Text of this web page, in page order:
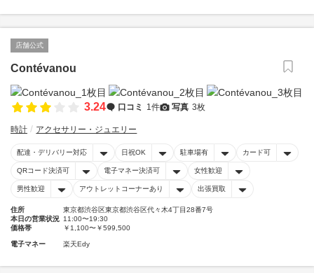
店舗公式
Contévanou
3.24 口コミ 1件 写真 3枚
時計 アクセサリー・ジュエリー
配達・デリバリー対応 日祝OK 駐車場有 カード可
QRコード決済可 電子マネー決済可 女性歓迎
男性歓迎 アウトレットコーナーあり 出張買取
住所
東京都渋谷区東京都渋谷区代々木4丁目28番7号
本日の営業状況 11:00〜19:30
価格帯
￥1,100〜￥599,500
電子マネー 楽天Edy